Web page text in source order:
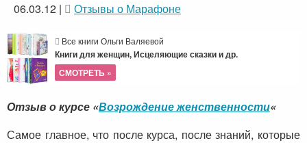
06.03.12 | Отзывы о Марафоне
Все книги Ольги Валяевой
Книги для женщин, Исцеляющие сказки и др.
СМОТРЕТЬ »
Отзыв о курсе «Возрождение женственности«
Самое главное, что после курса, после знаний, которые